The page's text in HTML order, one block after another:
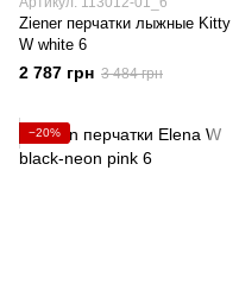
Ziener перчатки лыжные Kitty
W white 6
2 787 грн 3 484 грн
−20%